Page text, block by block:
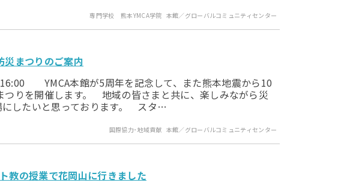
専門学校 熊本YMCA学院 本館／グローバルコミュニティセンター
災まつりのご案内
YMCA本館が5周年を記念して、また熊本地震から10
つりを開催します。 地域の皆さまと共に、楽しみながら災
にしたいと思っております。 スタ…
国際協力･地域貢献 本館／グローバルコミュニティセンター
教の授業で花岡山に行きました